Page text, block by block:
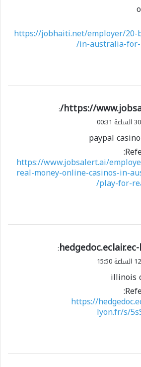
https://jobhaiti.net/employer/20-
in-australia-
https://
:
paypal
https://www.jobsalert.ai/
real-money-online-casinos-in-
play-for-
:
illinois
https://
lyon.fr/s/